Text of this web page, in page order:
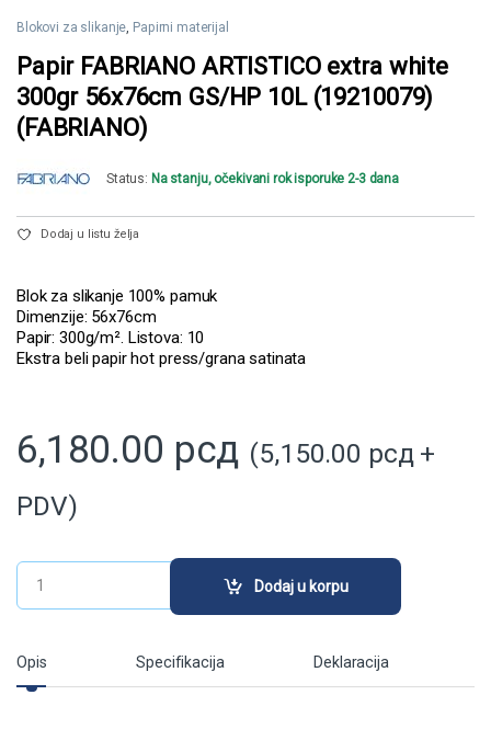
Blokovi za slikanje, Papirni materijal
Papir FABRIANO ARTISTICO extra white
300gr 56x76cm GS/HP 10L (19210079)
(FABRIANO)
Status: Na stanju, očekivani rok isporuke 2-3 dana
Dodaj u listu želja
Blok za slikanje 100% pamuk
Dimenzije: 56x76cm
Papir: 300g/m². Listova: 10
Ekstra beli papir hot press/grana satinata
6,180.00 рсд (5,150.00 рсд+
PDV)
Papir FABRIANO ARTISTICO extra white 300gr 56x76cm
Dodaj u korpu
Opis Specifikacija Deklaracija